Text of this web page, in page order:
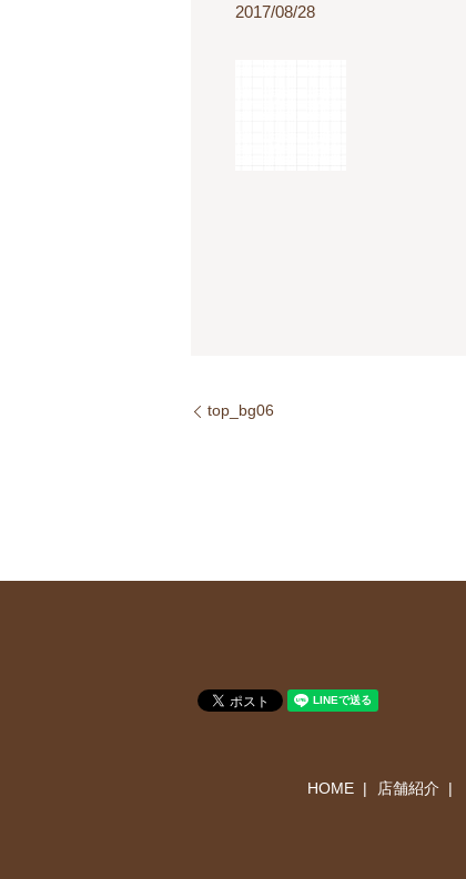
2017/08/28
top_bg06
HOME 店舗紹介